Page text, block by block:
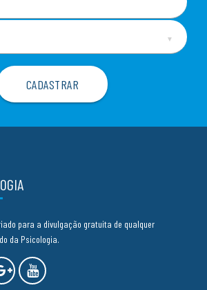
▼
para a divulgação gratuita de qualquer
da Psicologia.